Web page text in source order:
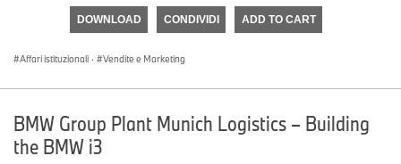
DOWNLOAD CONDIVIDI ADD TO CART
Affari istituzionali · Vendite e Marketing
BMW Group Plant Munich Logistics – Building
the BMW i3